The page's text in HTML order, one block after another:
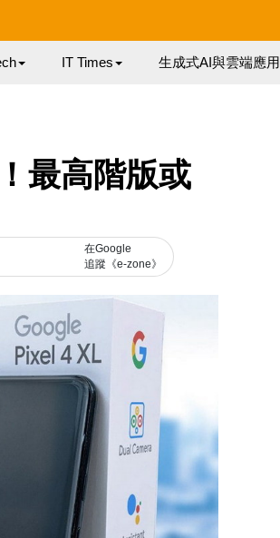
IT Times 生成式AI與雲端應用
最高階版或
在Google
追蹤《e-zone》